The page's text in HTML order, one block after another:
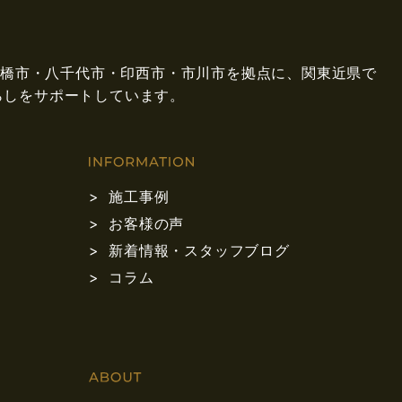
市・八千代市・印西市・市川市を拠点に、関東近県で
をサポートしています。
施工事例
お客様の声
新着情報・スタッフブログ
コラム